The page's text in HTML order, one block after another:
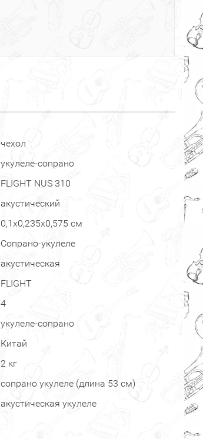
чехол
укулеле-сопрано
FLIGHT NUS 310
акустический
0,1х0,235х0,575 см
Сопрано-укулеле
акустическая
FLIGHT
4
укулеле-сопрано
Китай
2 кг
сопрано укулеле (длина 53 см)
акустическая укулеле